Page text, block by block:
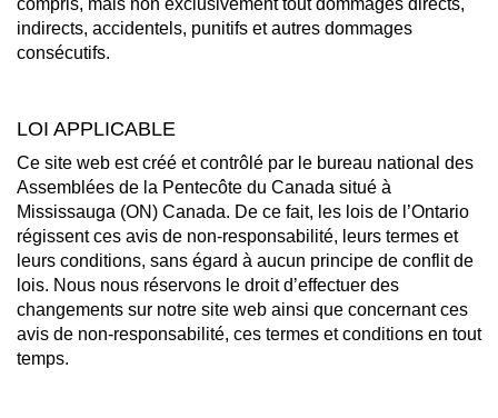
compris, mais non exclusivement tout dommages directs,
indirects, accidentels, punitifs et autres dommages
consécutifs.
LOI APPLICABLE
Ce site web est créé et contrôlé par le bureau national des
Assemblées de la Pentecôte du Canada situé à
Mississauga (ON) Canada. De ce fait, les lois de l’Ontario
régissent ces avis de non-responsabilité, leurs termes et
leurs conditions, sans égard à aucun principe de conflit de
lois. Nous nous réservons le droit d’effectuer des
changements sur notre site web ainsi que concernant ces
avis de non-responsabilité, ces termes et conditions en tout
temps.